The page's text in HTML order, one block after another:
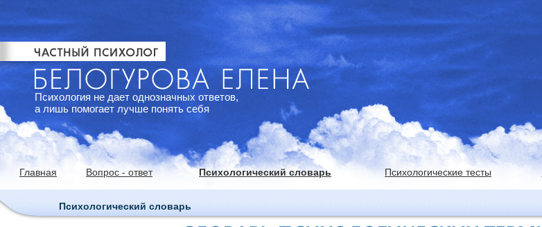
Психология не дает однозначных ответов,
а лишь помогает лучше понять себя
Главная Вопрос - ответ Психологический словарь Психологические тесты
Психологический словарь